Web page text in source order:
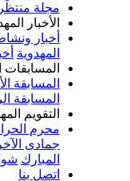
منتظَر
القصص
المهدوية
ونشاطات المركز
أخبار ونشاطات
المهدوية
الأولى المسابقة
الرابعة
المهدوي
الحرام
صفر
رجب
شوال المكرّم ذي